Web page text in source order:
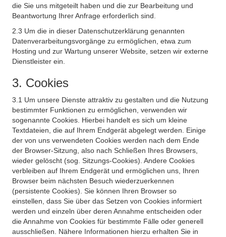
die Sie uns mitgeteilt haben und die zur Bearbeitung und
Beantwortung Ihrer Anfrage erforderlich sind.
2.3 Um die in dieser Datenschutzerklärung genannten
Datenverarbeitungsvorgänge zu ermöglichen, etwa zum
Hosting und zur Wartung unserer Website, setzen wir externe
Dienstleister ein.
3. Cookies
3.1 Um unsere Dienste attraktiv zu gestalten und die Nutzung
bestimmter Funktionen zu ermöglichen, verwenden wir
sogenannte Cookies. Hierbei handelt es sich um kleine
Textdateien, die auf Ihrem Endgerät abgelegt werden. Einige
der von uns verwendeten Cookies werden nach dem Ende
der Browser-Sitzung, also nach Schließen Ihres Browsers,
wieder gelöscht (sog. Sitzungs-Cookies). Andere Cookies
verbleiben auf Ihrem Endgerät und ermöglichen uns, Ihren
Browser beim nächsten Besuch wiederzuerkennen
(persistente Cookies). Sie können Ihren Browser so
einstellen, dass Sie über das Setzen von Cookies informiert
werden und einzeln über deren Annahme entscheiden oder
die Annahme von Cookies für bestimmte Fälle oder generell
ausschließen. Nähere Informationen hierzu erhalten Sie in